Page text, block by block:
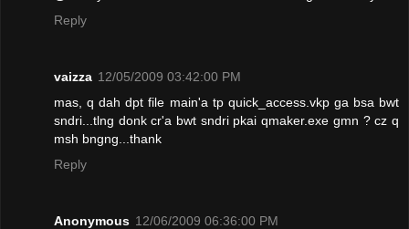
Reply
vaizza 12/05/2009 03:42:00 PM
mas, q dah dpt file main'a tp quick_access.vkp ga bsa bwt
sndri...tlng donk cr'a bwt sndri pkai qmaker.exe gmn ? cz q
msh bngng...thank
Reply
Anonymous 12/06/2009 06:36:00 PM